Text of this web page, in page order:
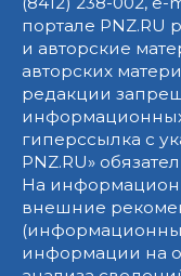
портале
и авторские
авторских
редакции
гиперссылка с
PNZ.RU»
На
внешние
информации на